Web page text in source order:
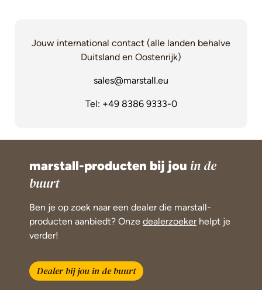
Jouw international contact (alle landen behalve
Duitsland en Oostenrijk)
sales@marstall.eu
Tel: +49 8386 9333-0
marstall-producten bij jou in de
buurt
Ben je op zoek naar een dealer die marstall-
producten aanbiedt? Onze dealerzoekerhelpt je
verder!
Dealer bij jou in de buurt